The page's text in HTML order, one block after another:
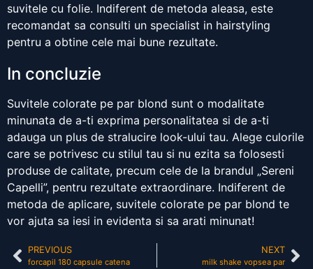
suvitele cu folie. Indiferent de metoda aleasa, este
recomandat sa consulti un specialist in hairstyling
pentru a obtine cele mai bune rezultate.
In concluzie
Suvitele colorate pe par blond sunt o modalitate
minunata de a-ti exprima personalitatea si de a-ti
adauga un plus de stralucire look-ului tau. Alege culorile
care se potrivesc cu stilul tau si nu ezita sa folosesti
produse de calitate, precum cele de la brandul „Sereni
Capelli”, pentru rezultate extraordinare. Indiferent de
metoda de aplicare, suvitele colorate pe par blond te
vor ajuta sa iesi in evidenta si sa arati minunat!
PREVIOUS
forcapil 180 capsule catena
NEXT
milk shake vopsea par